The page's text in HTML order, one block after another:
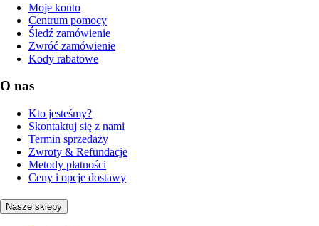
Moje konto
Centrum pomocy
Śledź zamówienie
Zwróć zamówienie
Kody rabatowe
O nas
Kto jesteśmy?
Skontaktuj się z nami
Termin sprzedaży
Zwroty & Refundacje
Metody płatności
Ceny i opcje dostawy
Nasze sklepy